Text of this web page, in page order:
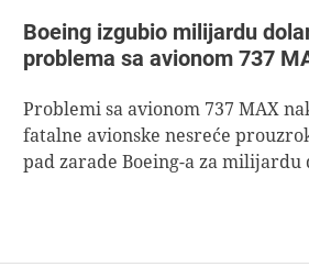
Boeing izgubio milijardu
problema sa avionom 737
Problemi sa avionom 737 MAX
fatalne avionske nesreće
pad zarade Boeing-a za milijardu